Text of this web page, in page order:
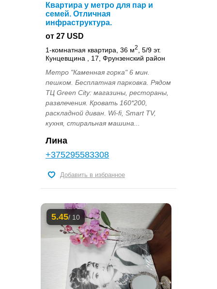
Квартира у метро для пар и
семей. Отличная
инфраструктура.
от 27 USD
1-комнатная квартира, 36 м2
, 5/9 эт.
Кунцевщина , 17, Фрунзенский район
Метро "Каменная горка" 6 мин.
пешком. Бесплатная парковка. Рядом
ТЦ Green City: магазины, рестораны,
развлечения. Кровать 160*200,
раскладной диван. Wi-fi, Smart TV,
кухня, стиральная машина...
Лина
+375295583308
Добавить в избранное
5.45/ 10